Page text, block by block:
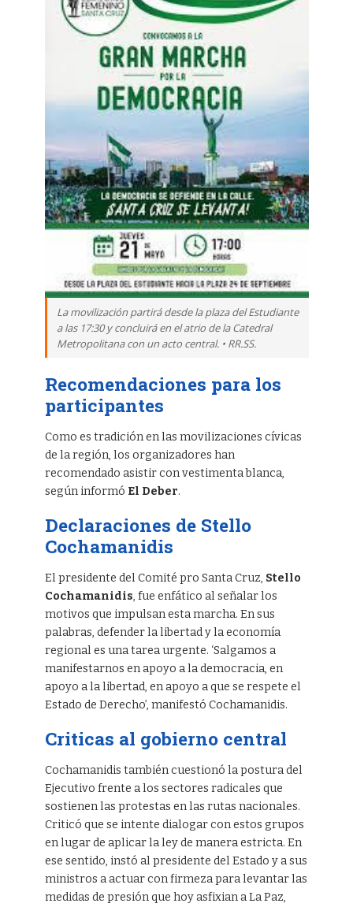
La movilización partirá desde la plaza del Estudiante
a las 17:30 y concluirá en el atrio de la Catedral
Metropolitana con un acto central. • RR.SS.
Recomendaciones para los
participantes
Como es tradición en las movilizaciones cívicas
de la región, los organizadores han
recomendado asistir con vestimenta blanca,
según informó El Deber.
Declaraciones de Stello
Cochamanidis
El presidente del Comité pro Santa Cruz, Stello
Cochamanidis, fue enfático al señalar los
motivos que impulsan esta marcha. En sus
palabras, defender la libertad y la economía
regional es una tarea urgente. ‘Salgamos a
manifestarnos en apoyo a la democracia, en
apoyo a la libertad, en apoyo a que se respete el
Estado de Derecho’, manifestó Cochamanidis.
Criticas al gobierno central
Cochamanidis también cuestionó la postura del
Ejecutivo frente a los sectores radicales que
sostienen las protestas en las rutas nacionales.
Criticó que se intente dialogar con estos grupos
en lugar de aplicar la ley de manera estricta. En
ese sentido, instó al presidente del Estado y a sus
ministros a actuar con firmeza para levantar las
medidas de presión que hoy asfixian a La Paz,